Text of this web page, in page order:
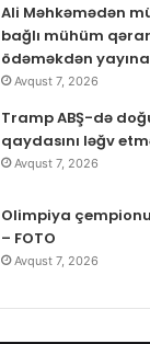
Ali Məhkəmədən
bağlı mühüm
ödəməkdən
Avqust 7, 2026
Tramp ABŞ-də
qaydasını ləğv
Avqust 7, 2026
Olimpiya
– FOTO
Avqust 7, 2026